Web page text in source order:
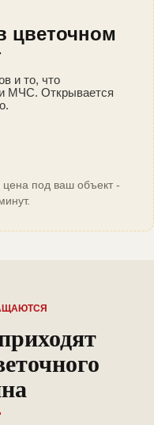
цветочном
и то, что
МЧС. Открывается
цена под ваш объект -